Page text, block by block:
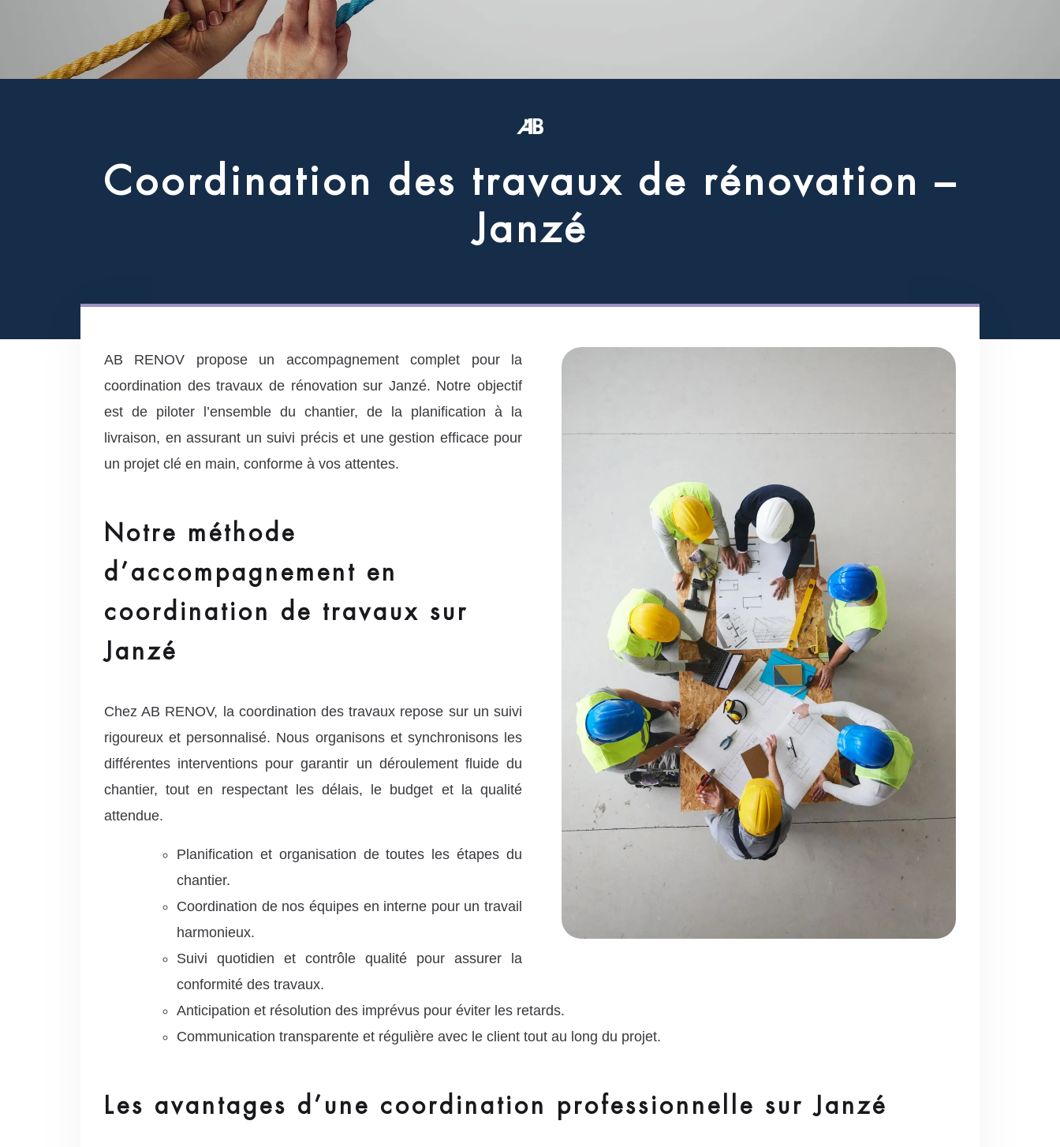
Coordination des travaux de rénovation –
Janzé
AB RENOV propose un accompagnement complet pour la
coordination des travaux de rénovation sur Janzé. Notre objectif
est de piloter l’ensemble du chantier, de la planification à la
livraison, en assurant un suivi précis et une gestion efficace pour
un projet clé en main, conforme à vos attentes.
Notre méthode
d’accompagnement en
coordination de travaux sur
Janzé
Chez AB RENOV, la coordination des travaux repose sur un suivi
rigoureux et personnalisé. Nous organisons et synchronisons les
différentes interventions pour garantir un déroulement fluide du
chantier, tout en respectant les délais, le budget et la qualité
attendue.
Planification et organisation de toutes les étapes du
chantier.
Coordination de nos équipes en interne pour un travail
harmonieux.
Suivi quotidien et contrôle qualité pour assurer la
conformité des travaux.
Anticipation et résolution des imprévus pour éviter les retards.
Communication transparente et régulière avec le client tout au long du projet.
Les avantages d’une coordination professionnelle sur Janzé